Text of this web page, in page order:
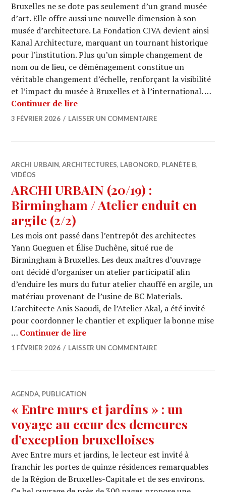
Bruxelles ne se dote pas seulement d’un grand musée
d’art. Elle offre aussi une nouvelle dimension à son
musée d’architecture. La Fondation CIVA devient ainsi
Kanal Architecture, marquant un tournant historique
pour l’institution. Plus qu’un simple changement de
nom ou de lieu, ce déménagement constitue un
véritable changement d’échelle, renforçant la visibilité
et l’impact du musée à Bruxelles et à l’international. …
Continuer de lireKANAL ARCHITECTURE : quand le
3 FÉVRIER 2026 LAISSER UN COMMENTAIRE
ARCHI URBAIN,ARCHITECTURES, LABONORD, PLANÈTE B,
VIDÉOS
ARCHI URBAIN (20/19) :
Birmingham / Atelier enduit en
argile (2/2)
Les mois ont passé dans l’entrepôt des architectes
Yann Gueguen et Élise Duchêne, situé rue de
Birmingham à Bruxelles. Les deux maîtres d’ouvrage
ont décidé d’organiser un atelier participatif afin
d’enduire les murs du futur atelier chauffé en argile, un
matériau provenant de l’usine de BC Materials.
L’architecte Anis Saoudi, de l’Atelier Akal, a été invité
pour coordonner le chantier et expliquer la bonne mise
… Continuer de lireARCHI URBAIN (20/19) :
1 FÉVRIER 2026 LAISSER UN COMMENTAIRE
AGENDA, PUBLICATION
« Entre murs et jardins » : un
voyage au cœur des demeures
d’exception bruxelloises
Avec Entre murs et jardins, le lecteur est invité à
franchir les portes de quinze résidences remarquables
de la Région de Bruxelles-Capitale et de ses environs.